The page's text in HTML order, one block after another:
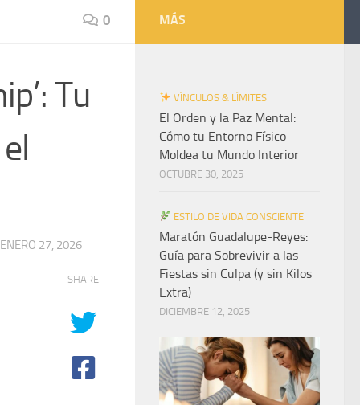
0
Tu
ENERO 27, 2026
SHARE
MÁS
VÍNCULOS & LÍMITES
El Orden y la Paz Mental:
Cómo tu Entorno Físico
Moldea tu Mundo Interior
OCTUBRE 30, 2025
ESTILO DE VIDA CONSCIENTE
Maratón Guadalupe-Reyes:
Guía para Sobrevivir a las
Fiestas sin Culpa (y sin Kilos
Extra)
DICIEMBRE 12, 2025